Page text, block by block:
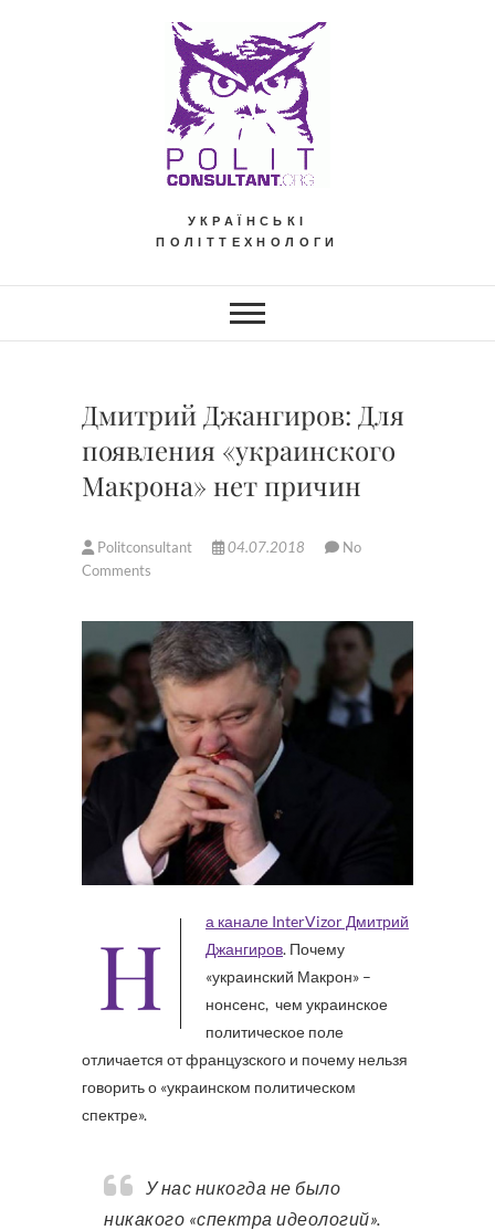
УКРАЇНСЬКІ
ПОЛІТТЕХНОЛОГИ
Дмитрий Джангиров: Для
появления «украинского
Макрона» нет причин
Politconsultant 04.07.2018
No
Comments
На канале InterVizor Дмитрий Джангиров. Почему
«украинский Макрон» –
нонсенс, чем украинское
политическое поле
отличается от французского и почему нельзя
говорить о «украинском политическом
спектре».
У нас никогда не было
никакого «спектра идеологий».